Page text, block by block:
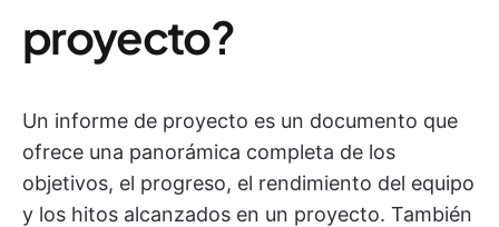
proyecto?
Un informe de proyecto es un documento que
ofrece una panorámica completa de los
objetivos, el progreso, el rendimiento del equipo
y los hitos alcanzados en un proyecto. También